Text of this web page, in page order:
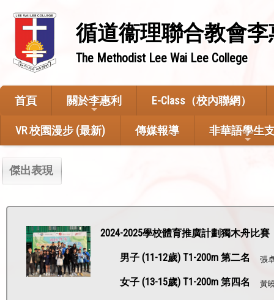
循道衞理聯合教會
The Methodist Lee Wai Lee College
首頁 關於李惠利 E-Class（校內聯網）
VR 校園漫步 (最新) 傳媒報導 非華語學生
傑出表現
2024-2025學校體育推廣計劃獨木舟比賽
男子 (11-12歲) T1-200m 第二名 張
女子 (13-15歲) T1-200m 第四名 黃